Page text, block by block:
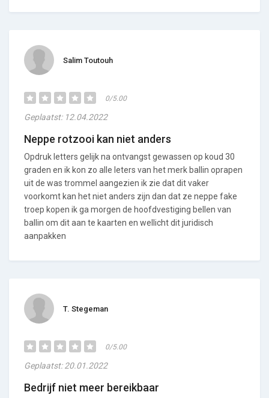
Salim Toutouh
0/5.00
Geplaatst: 12.04.2022
Neppe rotzooi kan niet anders
Opdruk letters gelijk na ontvangst gewassen op koud 30
graden en ik kon zo alle leters van het merk ballin oprapen
uit de was trommel aangezien ik zie dat dit vaker
voorkomt kan het niet anders zijn dan dat ze neppe fake
troep kopen ik ga morgen de hoofdvestiging bellen van
ballin om dit aan te kaarten en wellicht dit juridisch
aanpakken
T. Stegeman
0/5.00
Geplaatst: 20.01.2022
Bedrijf niet meer bereikbaar